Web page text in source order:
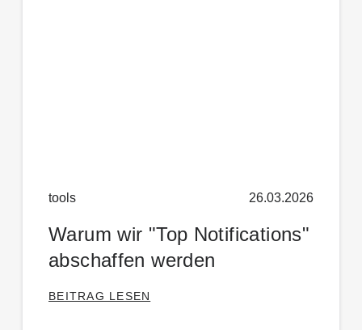
tools 26.03.2026
Warum wir "Top Notifications"
abschaffen werden
BEITRAG LESEN